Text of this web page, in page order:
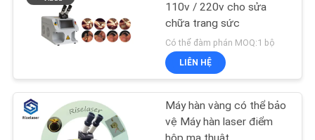
110v / 220v cho sửa
chữa trang sức
Có thể đàm phán MOQ:1 bộ
LIÊN HỆ
Máy hàn vàng có thể bảo
vệ Máy hàn laser điểm